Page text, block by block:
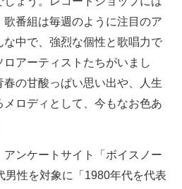
ド
来
る
番組は毎週のように注目のア
中で、強烈な個性と歌唱力で
アーティストたちがいまし
の甘酸っぱい思い出や、人生
ロディとして、今もなお色あ
ンケートサイト「ボイスノー
男性を対象に「1980年代を代表